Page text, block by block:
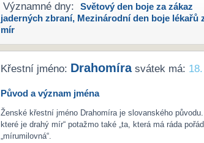
Významné dny:
Světový den boje za zákaz
jaderných zbraní, Mezinárodní den boje lékařů
mír
Křestní jméno: Drahomírasvátek má:
Původ a význam jména
Ženské křestní jméno Drahomíra je slovanského
které je drahý mír“ potažmo také „ta, která má ráda
„mírumilovná“.